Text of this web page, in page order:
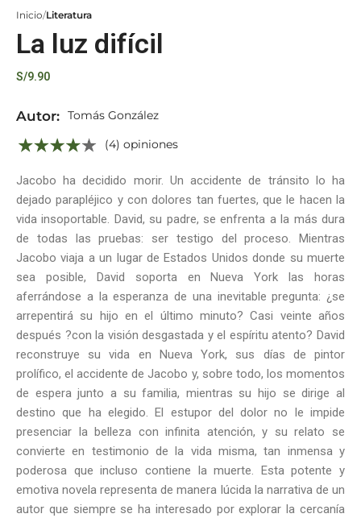
Inicio Literatura
La luz difícil
S/9.90
Autor: Tomás González
(4) opiniones
Jacobo ha decidido morir. Un accidente de tránsito lo ha
dejado parapléjico y con dolores tan fuertes, que le hacen la
vida insoportable. David, su padre, se enfrenta a la más dura
de todas las pruebas: ser testigo del proceso. Mientras
Jacobo viaja a un lugar de Estados Unidos donde su muerte
sea posible, David soporta en Nueva York las horas
aferrándose a la esperanza de una inevitable pregunta: ¿se
arrepentirá su hijo en el último minuto? Casi veinte años
después ?con la visión desgastada y el espíritu atento? David
reconstruye su vida en Nueva York, sus días de pintor
prolífico, el accidente de Jacobo y, sobre todo, los momentos
de espera junto a su familia, mientras su hijo se dirige al
destino que ha elegido. El estupor del dolor no le impide
presenciar la belleza con infinita atención, y su relato se
convierte en testimonio de la vida misma, tan inmensa y
poderosa que incluso contiene la muerte. Esta potente y
emotiva novela representa de manera lúcida la narrativa de un
autor que siempre se ha interesado por explorar la cercanía